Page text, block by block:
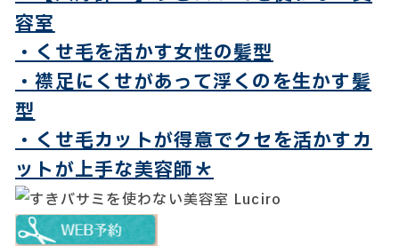
容室
・くせ毛を活かす女性の髪型
・襟足にくせがあって浮くのを生かす髪
型
・くせ毛カットが得意でクセを活かすカ
ットが上手な美容師＊